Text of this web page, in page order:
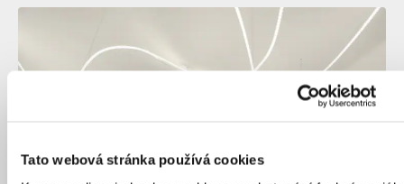
Tato webová stránka používá cookies